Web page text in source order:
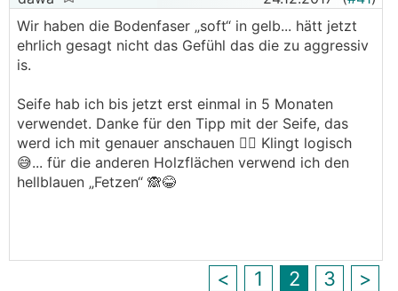
Wir haben die Bodenfaser „soft“ in gelb... hätt jetzt
ehrlich gesagt nicht das Gefühl das die zu aggressiv
is.
Seife hab ich bis jetzt erst einmal in 5 Monaten
verwendet. Danke für den Tipp mit der Seife, das
werd ich mit genauer anschauen 👍🏻 Klingt logisch
😅... für die anderen Holzflächen verwend ich den
hellblauen „Fetzen“ 🙈😂
< 1 2 3 >